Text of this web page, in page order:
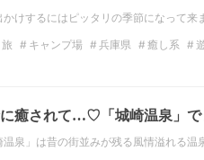
けするにはピッタリの季節になって
旅 キャンプ場 兵庫県 癒し系
に癒されて…♡「城崎温泉」
泉」は昔の街並みが残る風情溢れる